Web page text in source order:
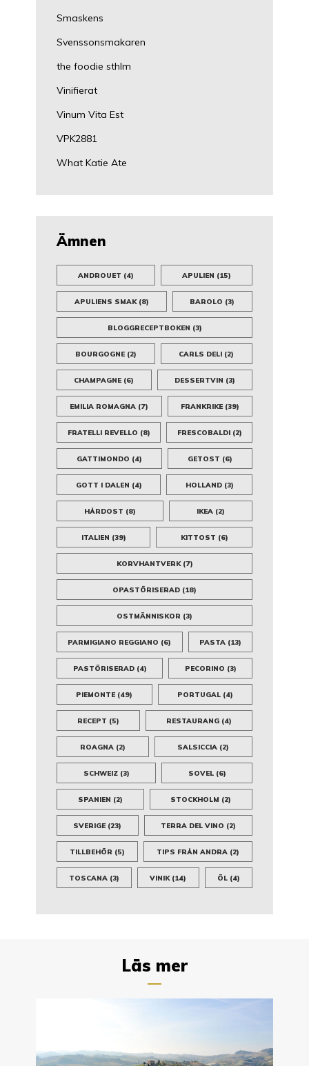
Smaskens
Svenssonsmakaren
the foodie sthlm
Vinifierat
Vinum Vita Est
VPK2881
What Katie Ate
Ämnen
ANDROUET (4) APULIEN (15)
APULIENS SMAK(8) BAROLO (3)
BLOGGRECEPTBOKEN (3)
BOURGOGNE(2) CARLS DELI (2)
CHAMPAGNE (6) DESSERTVIN (3)
EMILIA ROMAGNA (7) FRANKRIKE(39)
FRATELLI REVELLO (8) FRESCOBALDI(2)
GATTIMONDO (4) GETOST (6)
GOTT I DALEN (4) HOLLAND(3)
HÅRDOST (8) IKEA (2)
ITALIEN (39) KITTOST (6)
KORVHANTVERK(7)
OPASTÖRISERAD (18)
OSTMÄNNISKOR (3)
PARMIGIANO REGGIANO (6) PASTA(13)
PASTÖRISERAD(4) PECORINO (3)
PIEMONTE (49) PORTUGAL(4)
RECEPT (5) RESTAURANG (4)
ROAGNA(2) SALSICCIA (2)
SCHWEIZ(3) SOVEL(6)
SPANIEN (2) STOCKHOLM (2)
SVERIGE (23) TERRA DEL VINO (2)
TILLBEHÖR (5) TIPS FRÅN ANDRA (2)
TOSCANA (3) VINIK(14) ÖL(4)
Läs mer